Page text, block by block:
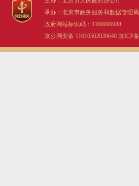
承办：北京市政务服务和数据管理局
政府网站标识码：1100000088
京公网安备 11010502039640 京ICP